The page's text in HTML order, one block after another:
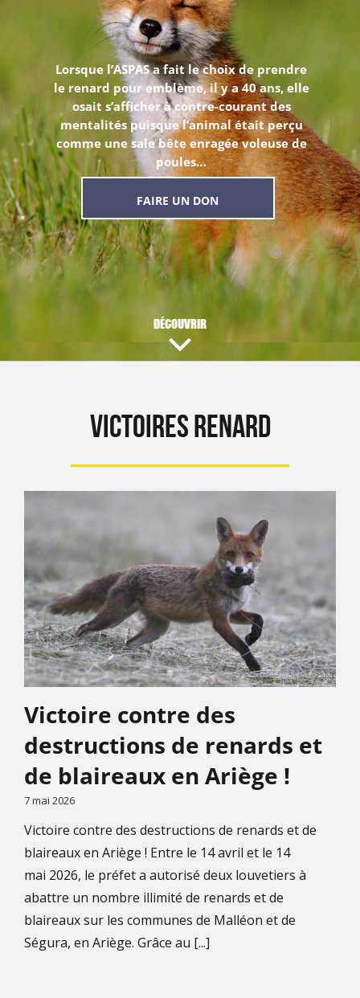
FAIRE UN DON
Lorsque l’ASPAS a fait le choix de prendre
le renard pour emblème, il y a 40 ans, elle
osait s’afficher à contre-courant des
mentalités puisque l’animal était perçu
comme une sale bête enragée voleuse de
poules…
DÉCOUVRIR
Victoires Renard
Victoire contre des
destructions de renards et
de blaireaux en Ariège !
7 mai 2026
Victoire contre des destructions de renards et de
blaireaux en Ariège ! Entre le 14 avril et le 14
mai 2026, le préfet a autorisé deux louvetiers à
abattre un nombre illimité de renards et de
blaireaux sur les communes de Malléon et de
Ségura, en Ariège. Grâce au [...]